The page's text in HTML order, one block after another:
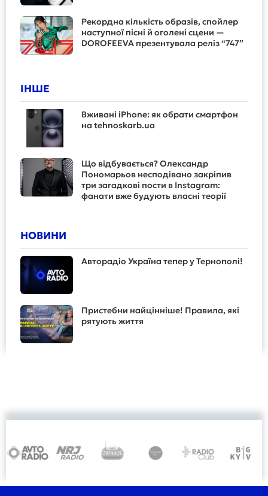
Рекордна кількість образів, спойлер
наступної пісні й оголені сцени —
DOROFEEVA презентувала реліз “747”
ІНШЕ
Вживані iPhone: як обрати смартфон
на tehnoskarb.ua
Що відбувається? Олександр
Пономарьов несподівано закріпив
три загадкові пости в Instagram:
фанати вже будують власні теорії
НОВИНИ
Авторадіо Україна тепер у Тернополі!
Пристебни найцінніше! Правила, які
рятують життя